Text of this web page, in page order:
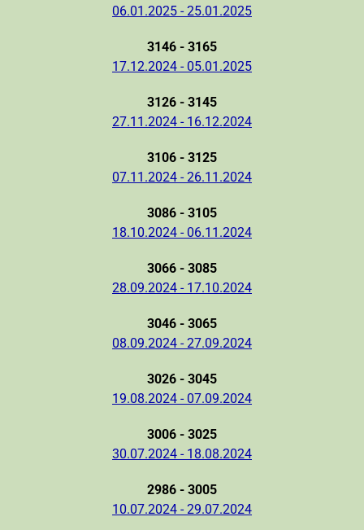
06.01.2025 - 25.01.2025
3146 - 3165
17.12.2024 - 05.01.2025
3126 - 3145
27.11.2024 - 16.12.2024
3106 - 3125
07.11.2024 - 26.11.2024
3086 - 3105
18.10.2024 - 06.11.2024
3066 - 3085
28.09.2024 - 17.10.2024
3046 - 3065
08.09.2024 - 27.09.2024
3026 - 3045
19.08.2024 - 07.09.2024
3006 - 3025
30.07.2024 - 18.08.2024
2986 - 3005
10.07.2024 - 29.07.2024